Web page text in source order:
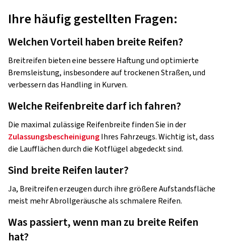
Ihre häufig gestellten Fragen:
Welchen Vorteil haben breite Reifen?
Breitreifen bieten eine bessere Haftung und optimierte
Bremsleistung, insbesondere auf trockenen Straßen, und
verbessern das Handling in Kurven.
Welche Reifenbreite darf ich fahren?
Die maximal zulässige Reifenbreite finden Sie in der
ZulassungsbescheinigungIhres Fahrzeugs. Wichtig ist, dass
die Laufflächen durch die Kotflügel abgedeckt sind.
Sind breite Reifen lauter?
Ja, Breitreifen erzeugen durch ihre größere Aufstandsfläche
meist mehr Abrollgeräusche als schmalere Reifen.
Was passiert, wenn man zu breite Reifen
hat?